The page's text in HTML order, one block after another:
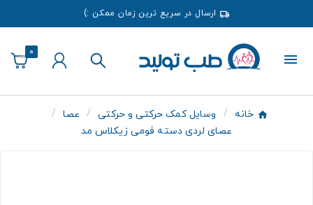
ارسال در سریع ترین زمان ممکن :)
0
خانه وسایل کمک حرکتی و حرکتی
عصا
عصای لردی دسته فومی زیکلاس مد